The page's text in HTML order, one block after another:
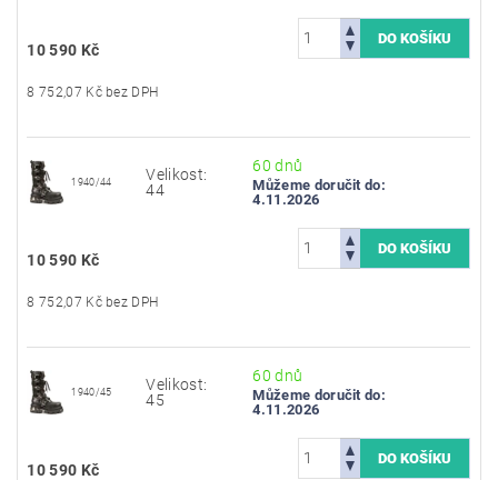
10 590 Kč
8 752,07 Kč bez DPH
1940/44
Velikost:
44
60 dnů
Můžeme doručit do:
4.11.2026
10 590 Kč
8 752,07 Kč bez DPH
1940/45
Velikost:
45
60 dnů
Můžeme doručit do:
4.11.2026
10 590 Kč